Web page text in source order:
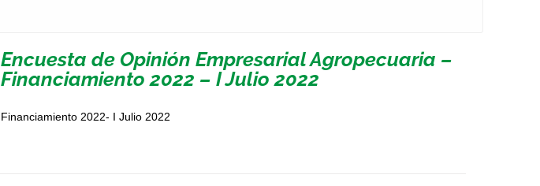
Encuesta de Opinión Empresarial Agropecuaria –
Financiamiento 2022 – I Julio 2022
Financiamiento 2022- I Julio 2022